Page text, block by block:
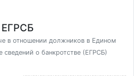
в отношении должников в Едином
сведений о банкротстве (ЕГРСБ)